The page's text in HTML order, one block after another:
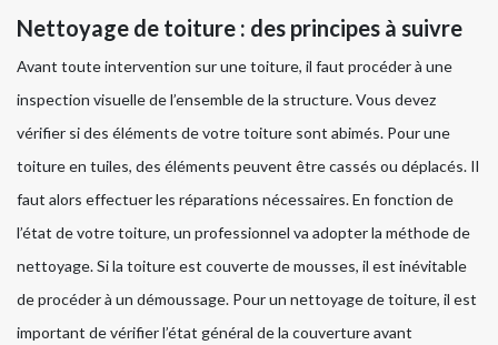
Nettoyage de toiture : des principes à suivre
Avant toute intervention sur une toiture, il faut procéder à une
inspection visuelle de l’ensemble de la structure. Vous devez
vérifier si des éléments de votre toiture sont abimés. Pour une
toiture en tuiles, des éléments peuvent être cassés ou déplacés. Il
faut alors effectuer les réparations nécessaires. En fonction de
l’état de votre toiture, un professionnel va adopter la méthode de
nettoyage. Si la toiture est couverte de mousses, il est inévitable
de procéder à un démoussage. Pour un nettoyage de toiture, il est
important de vérifier l’état général de la couverture avant